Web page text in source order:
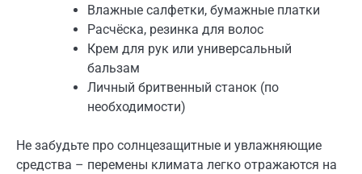
Влажные салфетки, бумажные платки
Расчёска, резинка для волос
Крем для рук или универсальный
бальзам
Личный бритвенный станок (по
необходимости)
Не забудьте про солнцезащитные и увлажняющие
средства – перемены климата легко отражаются на